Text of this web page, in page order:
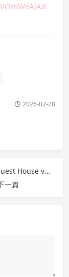
2026-02-28
宾馆/客房 Guest House v0.2.9 汉化版 PC+安卓
一篇